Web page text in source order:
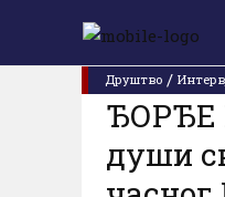
Друштво /
Cреда, 12. март
ЂОРЂЕ
души